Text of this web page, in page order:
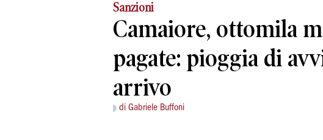
Sanzioni
Camaiore, ottomila
pagate: pioggia di
arrivo
di Gabriele Buffoni